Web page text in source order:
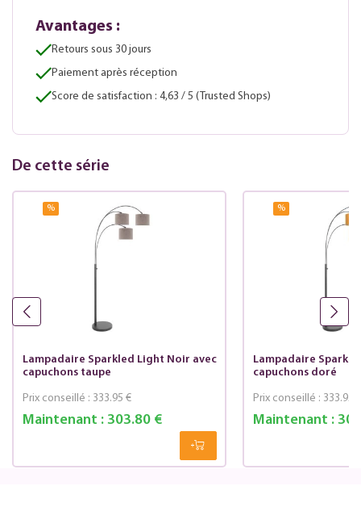
Avantages :
Retours sous 30 jours
Paiement après réception
Score de satisfaction : 4,63 / 5 (Trusted Shops)
De cette série
%
Lampadaire Sparkled Light Noir avec
capuchons taupe
Maintenant :303.80 €
Prix conseillé : 333.95 €
%
Lampadaire
capuchons doré
Maintenant :
Prix conseillé : 333.95 €